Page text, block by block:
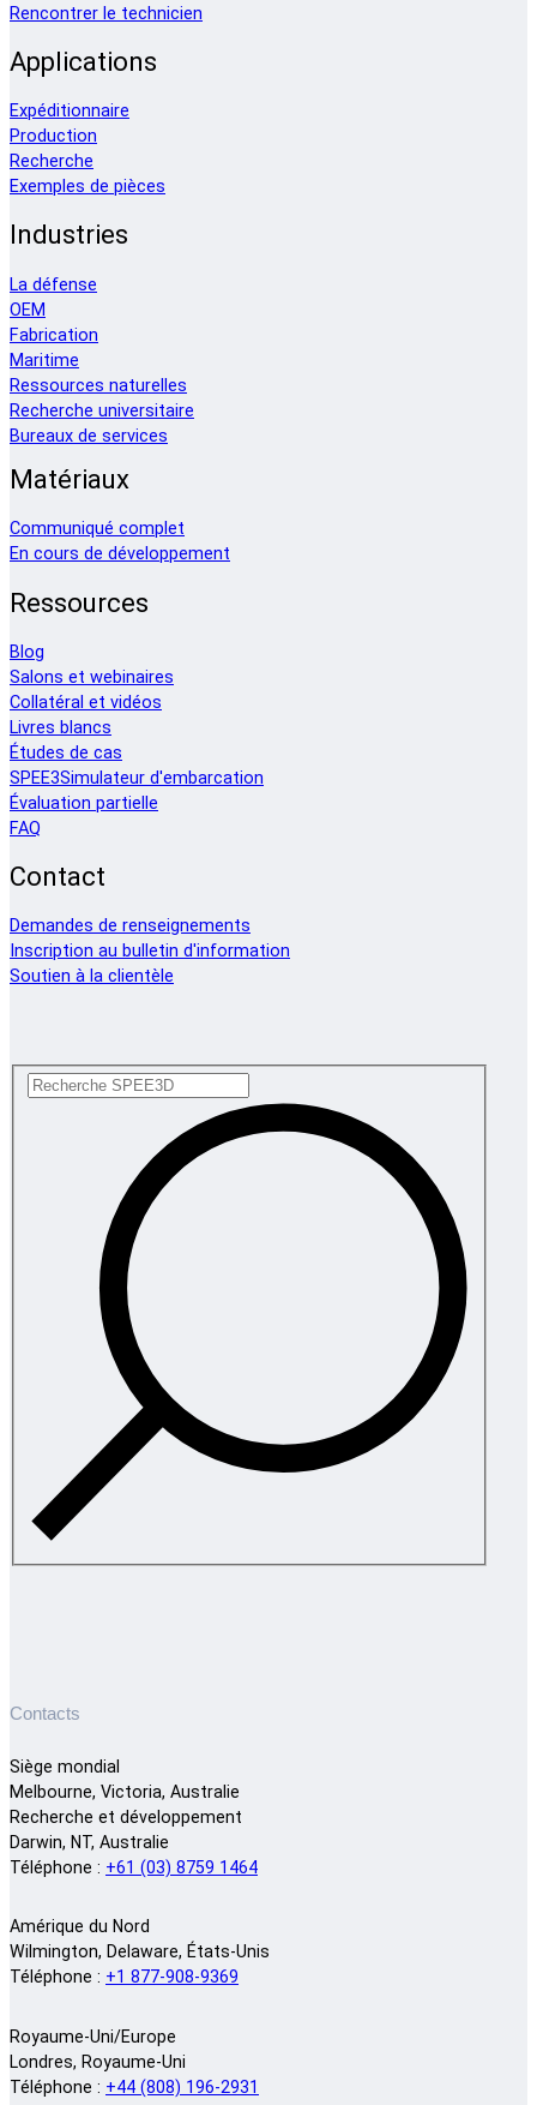
Rencontrer le technicien
Applications
Expéditionnaire
Production
Recherche
Exemples de pièces
Industries
La défense
OEM
Fabrication
Maritime
Ressources naturelles
Recherche universitaire
Bureaux de services
Matériaux
Communiqué complet
En cours de développement
Ressources
Blog
Salons et webinaires
Collatéral et vidéos
Livres blancs
Études de cas
SPEE3Simulateur d'embarcation
Évaluation partielle
FAQ
Contact
Demandes de renseignements
Inscription au bulletin d'information
Soutien à la clientèle
Contacts
Siège mondial
Melbourne, Victoria, Australie
Recherche et développement
Darwin, NT, Australie
Téléphone : +61 (03) 8759 1464
Amérique du Nord
Wilmington, Delaware, États-Unis
Téléphone : +1 877-908-9369
Royaume-Uni/Europe
Londres, Royaume-Uni
Téléphone : +44 (808) 196-2931